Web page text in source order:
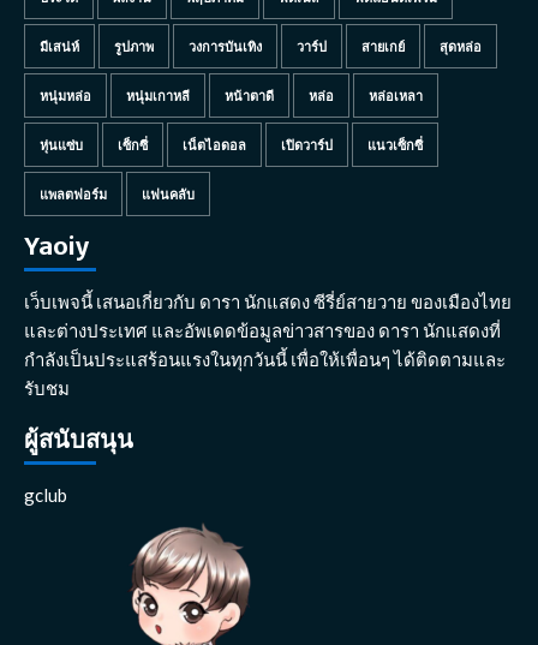
มีเสน่ห์ รูปภาพ วงการบันเทิง วาร์ป สายเกย์ สุดหล่อ
หนุ่มหล่อ หนุ่มเกาหลี หน้าตาดี หล่อ หล่อเหลา
หุ่นแซ่บ เซ็กซี่ เน็ตไอดอล เปิดวาร์ป แนวเซ็กซี่
แพลตฟอร์ม แฟนคลับ
Yaoiy
เว็บเพจนี้ เสนอเกี่ยวกับ ดารา นักแสดง ซีรี่ย์สายวาย ของเมืองไทย
และต่างประเทศ และอัพเดดข้อมูลข่าวสารของ ดารา นักแสดงที่
กำลังเป็นประแสร้อนแรงในทุกวันนี้ เพื่อให้เพื่อนๆ ได้ติดตามและ
รับชม
ผู้สนับสนุน
gclub